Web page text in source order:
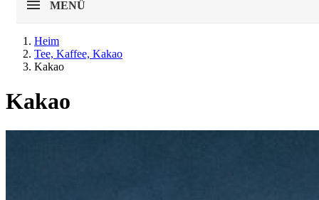
MENÜ
Heim
Tee, Kaffee, Kakao
Kakao
Kakao